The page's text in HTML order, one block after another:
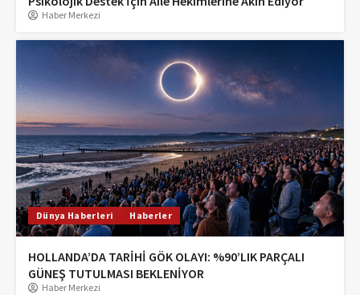
Haber Merkezi
Dünya Haberleri Haberler
HOLLANDA’DA TARİHİ GÖK OLAYI: %90’LIK PARÇALI
GÜNEŞ TUTULMASI BEKLENİYOR
Haber Merkezi